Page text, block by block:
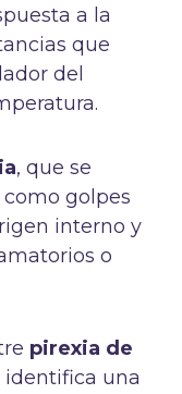
a la
que
del
, que se
golpes
interno y
o
pirexia de
identifica una